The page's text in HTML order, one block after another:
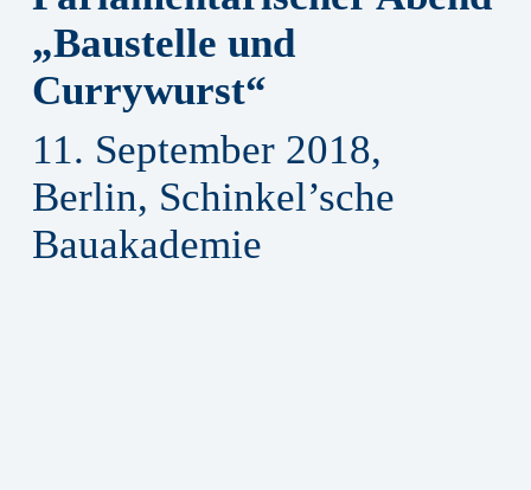
„Baustelle und
Currywurst“
11. September 2018,
Berlin, Schinkel’sche
Bauakademie